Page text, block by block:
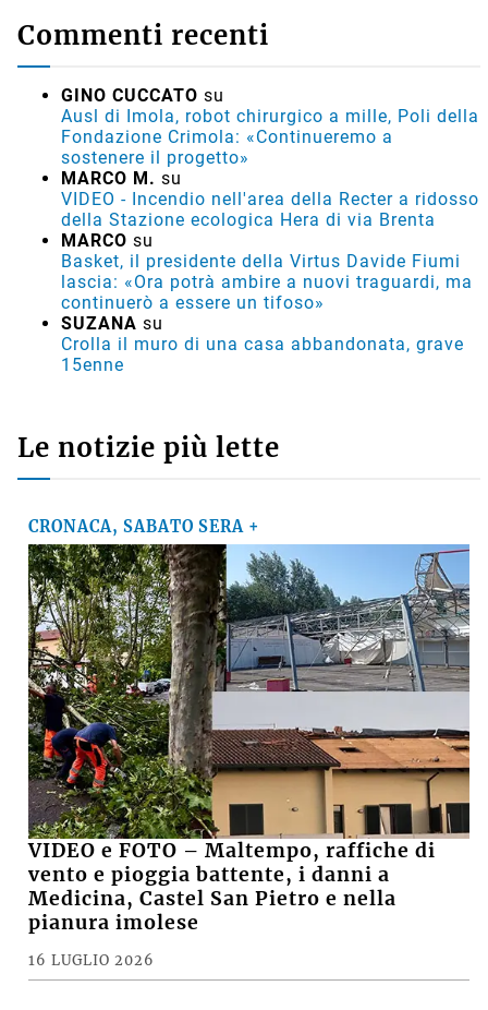
Commenti recenti
GINO CUCCATO su
Ausl di Imola, robot chirurgico a mille, Poli della
Fondazione Crimola: «Continueremo a
sostenere il progetto»
MARCO M. su
VIDEO - Incendio nell'area della Recter a ridosso
della Stazione ecologica Hera di via Brenta
MARCO su
Basket, il presidente della Virtus Davide Fiumi
lascia: «Ora potrà ambire a nuovi traguardi, ma
continuerò a essere un tifoso»
SUZANA su
Crolla il muro di una casa abbandonata, grave
15enne
Le notizie più lette
CRONACA, SABATO SERA +
VIDEO e FOTO – Maltempo, raffiche di
vento e pioggia battente, i danni a
Medicina, Castel San Pietro e nella
pianura imolese
16 LUGLIO 2026